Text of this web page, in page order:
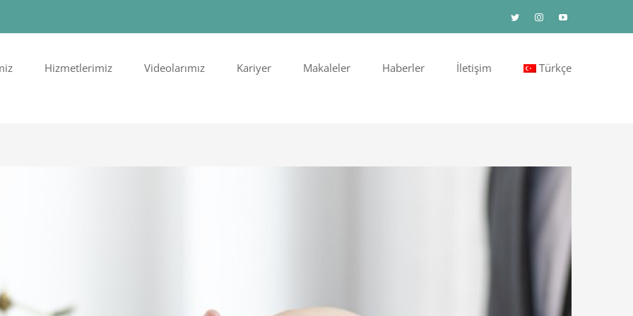
TwitterInstagramYouTube
Hizmetlerimiz Videolarımız Kariyer Makaleler Haberler İletişim Türkçe